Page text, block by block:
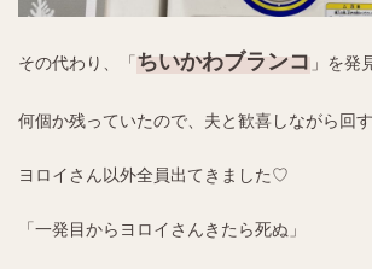
その代わり、「ちいかわブランコ 」を発
何個か残っていたので、夫と歓喜しながら回
ヨロイさん以外全員出てきました♡
「一発目からヨロイさんきたら死ぬ」